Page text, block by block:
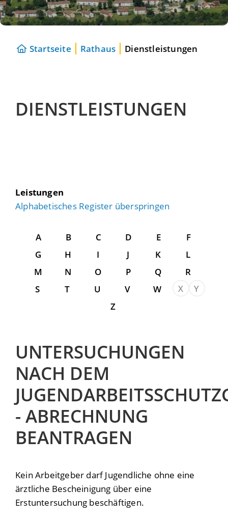
Startseite Rathaus Dienstleistungen
DIENSTLEISTUNGEN
Leistungen
Alphabetisches Register überspringen
A B C D E
F
G
H I J K
L
M
N O P Q
R
S
T U V W X
Y
Z
UNTERSUCHUNGEN
NACH DEM
- ABRECHNUNG
BEANTRAGEN
Kein Arbeitgeber darf Jugendliche ohne eine
ärztliche Bescheinigung über eine
Erstuntersuchung beschäftigen.